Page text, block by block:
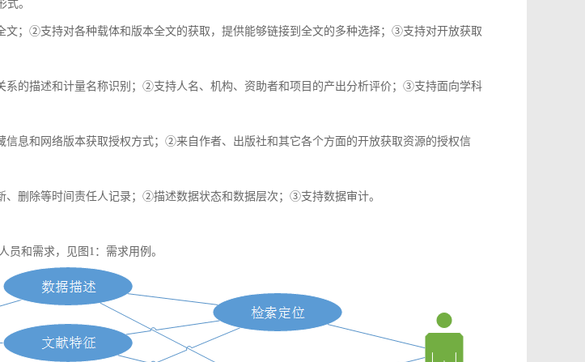
。
；②支持对各种载体和版本全文的获取，提供能够链接到全文的多种选择；③支持对开放获取
的描述和计量名称识别；②支持人名、机构、资助者和项目的产出分析评价；③支持面向学科
息和网络版本获取授权方式；②来自作者、出版社和其它各个方面的开放获取资源的授权信
删除等时间责任人记录；②描述数据状态和数据层次；③支持数据审计。
员和需求，见图1：需求用例。